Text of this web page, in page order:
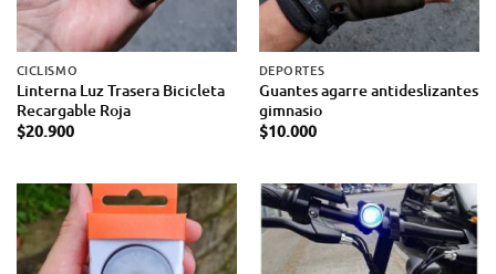
CICLISMO
Linterna Luz Trasera Bicicleta
Recargable Roja
$20.900
DEPORTES
Guantes agarre antideslizantes
gimnasio
$10.000